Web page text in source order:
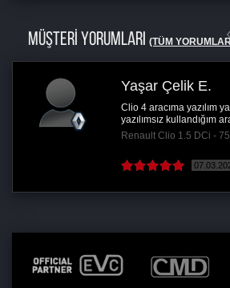
MÜŞTERİ YORUMLARI (TÜM
Yaşar Çelik E.
Clio 4 aracıma yazılım
yazılımsız kullandığım
Renault Clio 1.5 DCi -